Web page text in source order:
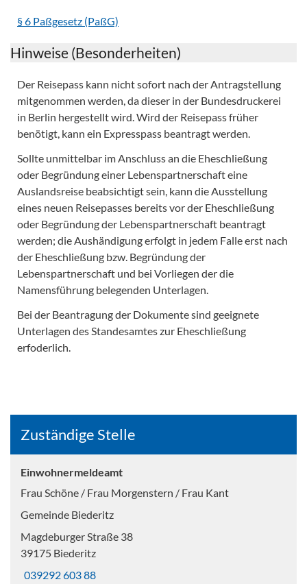
§ 6 Paßgesetz (PaßG)
Hinweise (Besonderheiten)
Der Reisepass kann nicht sofort nach der Antragstellung
mitgenommen werden, da dieser in der Bundesdruckerei
in Berlin hergestellt wird. Wird der Reisepass früher
benötigt, kann ein Expresspass beantragt werden.
Sollte unmittelbar im Anschluss an die Eheschließung
oder Begründung einer Lebenspartnerschaft eine
Auslandsreise beabsichtigt sein, kann die Ausstellung
eines neuen Reisepasses bereits vor der Eheschließung
oder Begründung der Lebenspartnerschaft beantragt
werden; die Aushändigung erfolgt in jedem Falle erst nach
der Eheschließung bzw. Begründung der
Lebenspartnerschaft und bei Vorliegen der die
Namensführung belegenden Unterlagen.
Bei der Beantragung der Dokumente sind geeignete
Unterlagen des Standesamtes zur Eheschließung
erfoderlich.
Zuständige Stelle
Einwohnermeldeamt
Frau Schöne / Frau Morgenstern / Frau Kant
Gemeinde Biederitz
Magdeburger Straße 38
39175 Biederitz
039292 603 88